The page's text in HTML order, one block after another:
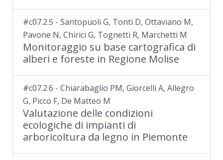
#c07.2.5 - Santopuoli G, Tonti D, Ottaviano M,
Pavone N, Chirici G, Tognetti R, Marchetti M
Monitoraggio su base cartografica di
alberi e foreste in Regione Molise
#c07.2.6 - Chiarabaglio PM, Giorcelli A, Allegro
G, Picco F, De Matteo M
Valutazione delle condizioni
ecologiche di impianti di
arboricoltura da legno in Piemonte